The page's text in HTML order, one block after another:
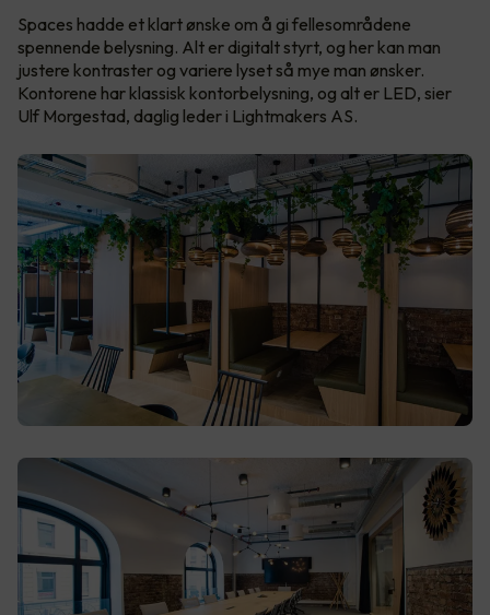
Spaces hadde et klart ønske om å gi fellesområdene
spennende belysning. Alt er digitalt styrt, og her kan man
justere kontraster og variere lyset så mye man ønsker.
Kontorene har klassisk kontorbelysning, og alt er LED, sier
Ulf Morgestad, daglig leder i Lightmakers AS.